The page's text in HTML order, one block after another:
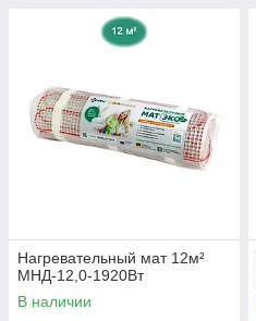
Нагревательный мат 12м²
МНД-12,0-1920Вт
В наличии